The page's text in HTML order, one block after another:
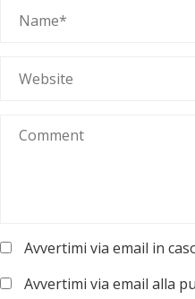
Avvertimi via email in
Avvertimi via email alla